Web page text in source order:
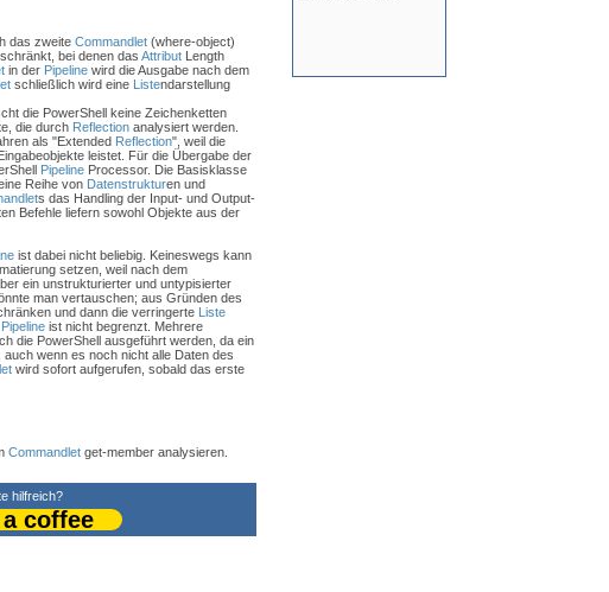
das zweite Commandlet(where-object)
bei denen das AttributLength
in der Pipelinewird die Ausgabe nach dem
schließlich wird eine Listendarstellung
die PowerShell keine Zeichenketten
die durch Reflectionanalysiert werden.
als "Extended Reflection", weil die
leistet. Für die Übergabe der
PipelineProcessor. Die Basisklasse
Reihe von Datenstrukturen und
s das Handling der Input- und Output-
Befehle liefern sowohl Objekte aus der
ist dabei nicht beliebig. Keineswegs kann
setzen, weil nach dem
ein unstrukturierter und untypisierter
man vertauschen; aus Gründen des
und dann die verringerte Liste
Pipelineist nicht begrenzt. Mehrere
die PowerShell ausgeführt werden, da ein
wenn es noch nicht alle Daten des
wird sofort aufgerufen, sobald das erste
Commandletget-member analysieren.
hilfreich?
coffee